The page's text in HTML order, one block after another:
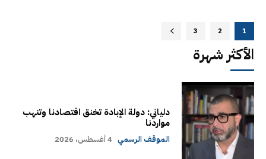
1
2
3
الأكثر شهرة
دلياني: دولة الإبادة تخنق اقتصادنا وتنهب
مواردنا
الموقف الرسمي 4 أغسطس، 2026